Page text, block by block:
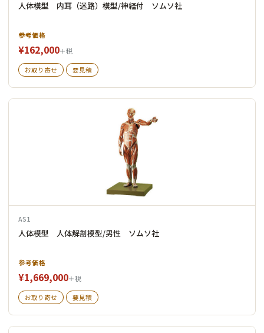
人体模型 内耳（迷路）模型/神経付 ソムソ社
参考価格
¥162,000＋税
お取り寄せ 要見積
AS1
人体模型 人体解剖模型/男性 ソムソ社
参考価格
¥1,669,000＋税
お取り寄せ 要見積